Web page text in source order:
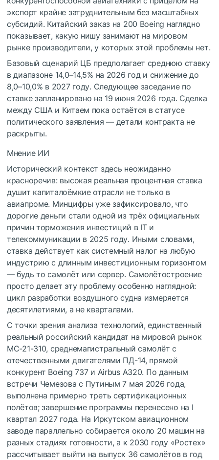
экспорт крайне затруднительным без масштабных
субсидий. Китайский заказ на 200 Boeing наглядно
показывает, какую нишу занимают на мировом
рынке производители, у которых этой проблемы нет.
Базовый сценарий ЦБ предполагает среднюю ставку
в диапазоне 14,0–14,5% на 2026 год и снижение до
8,0–10,0% в 2027 году. Следующее заседание по
ставке запланировано на 19 июня 2026 года. Сделка
между США и Китаем пока остаётся в статусе
политического заявления — детали контракта не
раскрыты.
Мнение ИИ
Исторический контекст здесь неожиданно
красноречив: высокая реальная процентная ставка
душит капиталоёмкие отрасли не только в
авиапроме. Минцифры уже зафиксировало, что
дорогие деньги стали одной из трёх официальных
причин торможения инвестиций в IT и
телекоммуникации в 2025 году. Иными словами,
ставка действует как системный налог на любую
индустрию с длинным инвестиционным горизонтом
— будь то самолёт или сервер. Самолётостроение
просто делает эту проблему особенно наглядной:
цикл разработки воздушного судна измеряется
десятилетиями, а не кварталами.
С точки зрения анализа технологий, единственный
реальный российский кандидат на мировой рынок
МС-21-310, среднемагистральный самолёт с
отечественными двигателями ПД-14, прямой
конкурент Boeing 737 и Airbus A320. По данным
встречи Чемезова с Путиным 7 мая 2026 года,
выполнена примерно треть сертификационных
полётов; завершение программы перенесено на I
квартал 2027 года. На Иркутском авиационном
заводе параллельно собирается около 20 машин на
разных стадиях готовности, а к 2030 году «Ростех»
рассчитывает выйти на выпуск 36 самолётов в год